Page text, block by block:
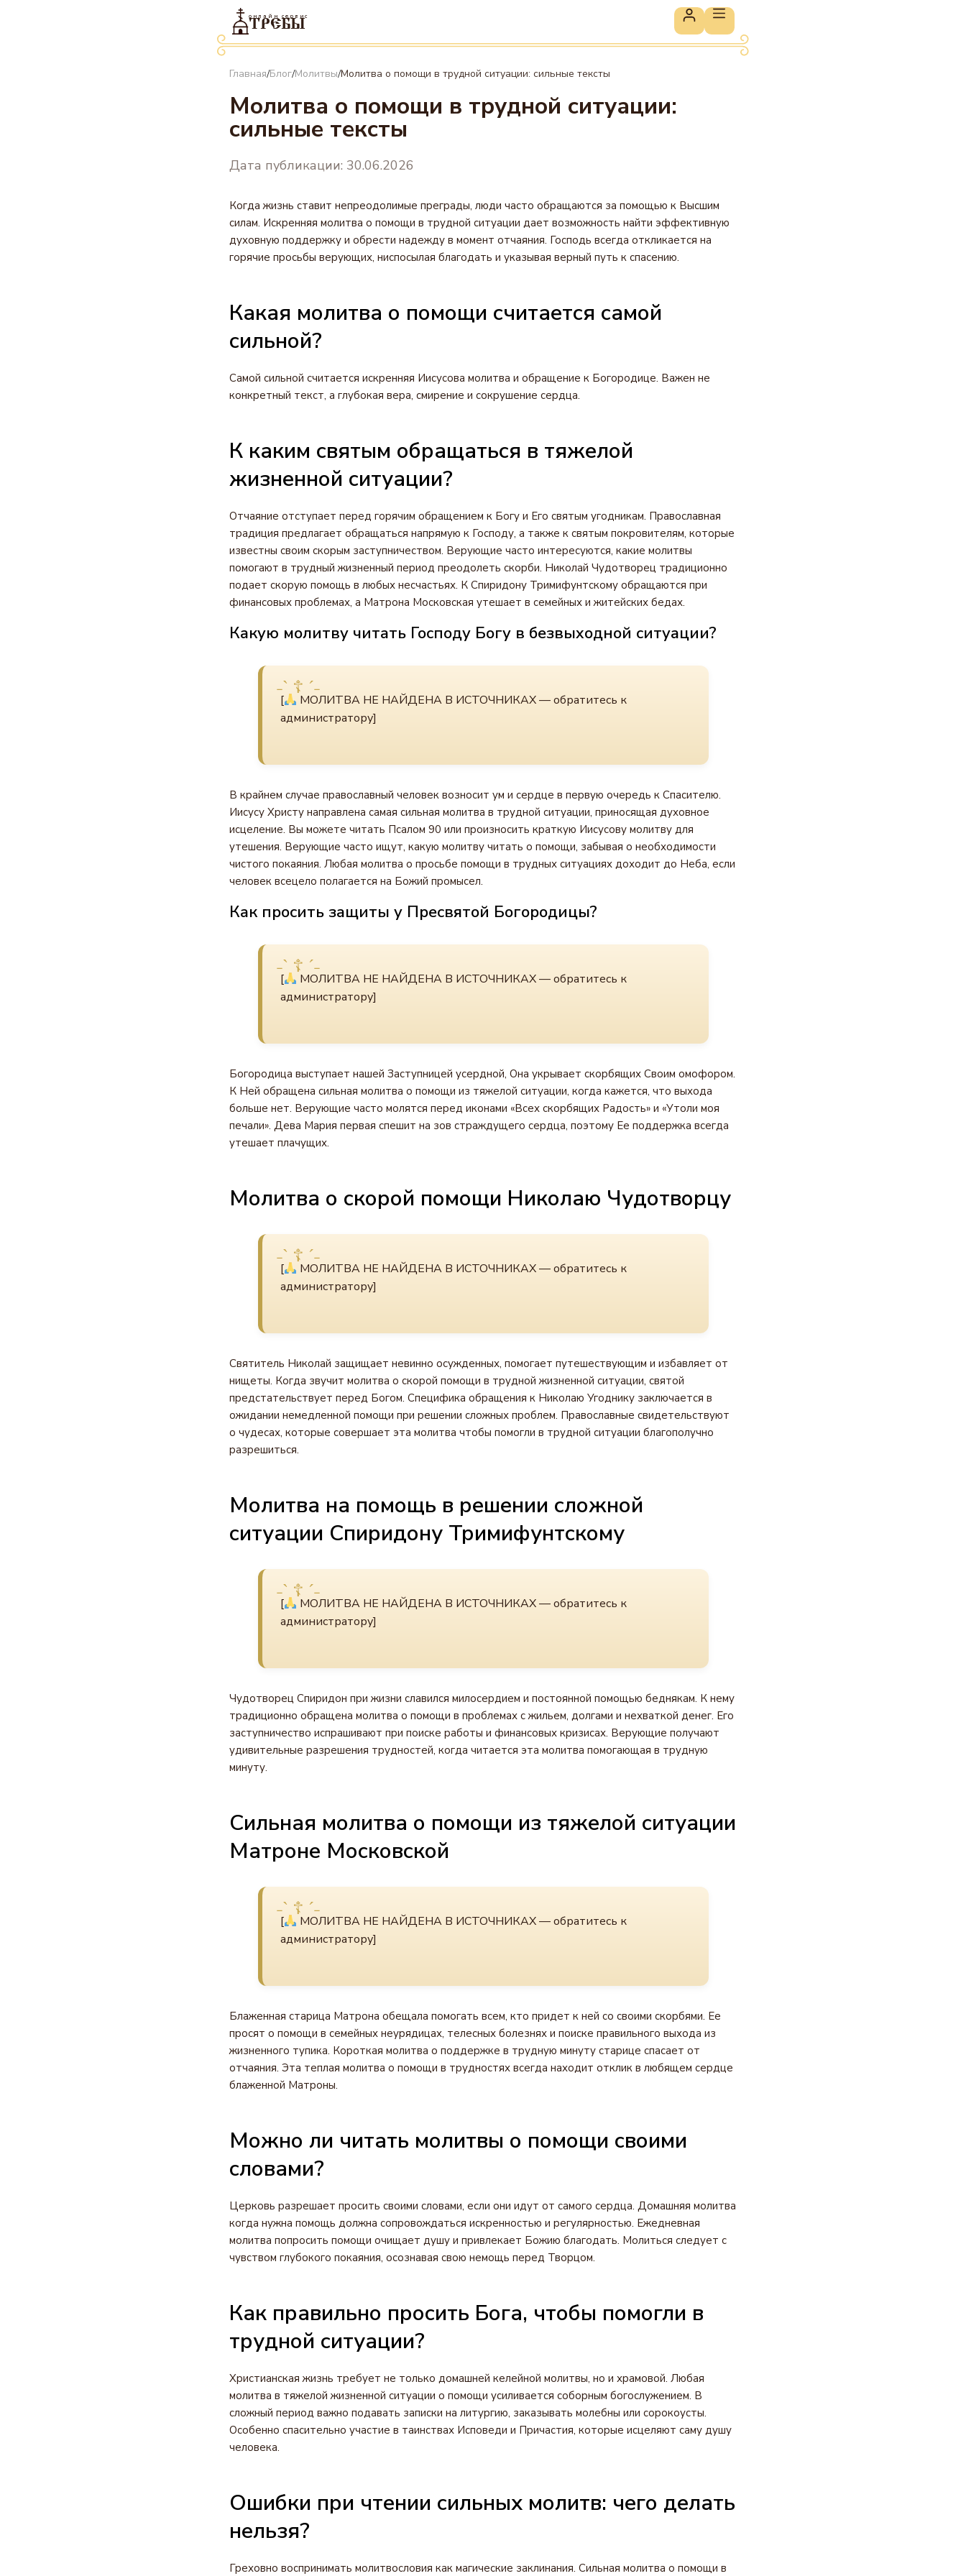
онлайн сервис
ТРЕБЫ
Главная/Блог/Молитвы/Молитва о помощи в трудной ситуации: сильные тексты
Молитва о помощи в трудной ситуации:
сильные тексты
Дата публикации: 30.06.2026
Когда жизнь ставит непреодолимые преграды, люди часто обращаются за помощью к Высшим
силам. Искренняя молитва о помощи в трудной ситуации дает возможность найти эффективную
духовную поддержку и обрести надежду в момент отчаяния. Господь всегда откликается на
горячие просьбы верующих, ниспосылая благодать и указывая верный путь к спасению.
Какая молитва о помощи считается самой
сильной?
Самой сильной считается искренняя Иисусова молитва и обращение к Богородице. Важен не
конкретный текст, а глубокая вера, смирение и сокрушение сердца.
К каким святым обращаться в тяжелой
жизненной ситуации?
Отчаяние отступает перед горячим обращением к Богу и Его святым угодникам. Православная
традиция предлагает обращаться напрямую к Господу, а также к святым покровителям, которые
известны своим скорым заступничеством. Верующие часто интересуются, какие молитвы
помогают в трудный жизненный период преодолеть скорби. Николай Чудотворец традиционно
подает скорую помощь в любых несчастьях. К Спиридону Тримифунтскому обращаются при
финансовых проблемах, а Матрона Московская утешает в семейных и житейских бедах.
Какую молитву читать Господу Богу в безвыходной ситуации?
[
МОЛИТВА НЕ НАЙДЕНА В ИСТОЧНИКАХ — обратитесь к
администратору]
В крайнем случае православный человек возносит ум и сердце в первую очередь к Спасителю.
Иисусу Христу направлена самая сильная молитва в трудной ситуации, приносящая духовное
исцеление. Вы можете читать Псалом 90 или произносить краткую Иисусову молитву для
утешения. Верующие часто ищут, какую молитву читать о помощи, забывая о необходимости
чистого покаяния. Любая молитва о просьбе помощи в трудных ситуациях доходит до Неба, если
человек всецело полагается на Божий промысел.
Как просить защиты у Пресвятой Богородицы?
[
МОЛИТВА НЕ НАЙДЕНА В ИСТОЧНИКАХ — обратитесь к
администратору]
Богородица выступает нашей Заступницей усердной, Она укрывает скорбящих Своим омофором.
К Ней обращена сильная молитва о помощи из тяжелой ситуации, когда кажется, что выхода
больше нет. Верующие часто молятся перед иконами «Всех скорбящих Радость» и «Утоли моя
печали». Дева Мария первая спешит на зов страждущего сердца, поэтому Ее поддержка всегда
утешает плачущих.
Молитва о скорой помощи Николаю Чудотворцу
[
МОЛИТВА НЕ НАЙДЕНА В ИСТОЧНИКАХ — обратитесь к
администратору]
Святитель Николай защищает невинно осужденных, помогает путешествующим и избавляет от
нищеты. Когда звучит молитва о скорой помощи в трудной жизненной ситуации, святой
предстательствует перед Богом. Специфика обращения к Николаю Угоднику заключается в
ожидании немедленной помощи при решении сложных проблем. Православные свидетельствуют
о чудесах, которые совершает эта молитва чтобы помогли в трудной ситуации благополучно
разрешиться.
Молитва на помощь в решении сложной
ситуации Спиридону Тримифунтскому
[
МОЛИТВА НЕ НАЙДЕНА В ИСТОЧНИКАХ — обратитесь к
администратору]
Чудотворец Спиридон при жизни славился милосердием и постоянной помощью беднякам. К нему
традиционно обращена молитва о помощи в проблемах с жильем, долгами и нехваткой денег. Его
заступничество испрашивают при поиске работы и финансовых кризисах. Верующие получают
удивительные разрешения трудностей, когда читается эта молитва помогающая в трудную
минуту.
Сильная молитва о помощи из тяжелой ситуации
Матроне Московской
[
МОЛИТВА НЕ НАЙДЕНА В ИСТОЧНИКАХ — обратитесь к
администратору]
Блаженная старица Матрона обещала помогать всем, кто придет к ней со своими скорбями. Ее
просят о помощи в семейных неурядицах, телесных болезнях и поиске правильного выхода из
жизненного тупика. Короткая молитва о поддержке в трудную минуту старице спасает от
отчаяния. Эта теплая молитва о помощи в трудностях всегда находит отклик в любящем сердце
блаженной Матроны.
Можно ли читать молитвы о помощи своими
словами?
Церковь разрешает просить своими словами, если они идут от самого сердца. Домашняя молитва
когда нужна помощь должна сопровождаться искренностью и регулярностью. Ежедневная
молитва попросить помощи очищает душу и привлекает Божию благодать. Молиться следует с
чувством глубокого покаяния, осознавая свою немощь перед Творцом.
Как правильно просить Бога, чтобы помогли в
трудной ситуации?
Христианская жизнь требует не только домашней келейной молитвы, но и храмовой. Любая
молитва в тяжелой жизненной ситуации о помощи усиливается соборным богослужением. В
сложный период важно подавать записки на литургию, заказывать молебны или сорокоусты.
Особенно спасительно участие в таинствах Исповеди и Причастия, которые исцеляют саму душу
человека.
Ошибки при чтении сильных молитв: чего делать
нельзя?
Греховно воспринимать молитвословия как магические заклинания. Сильная молитва о помощи в